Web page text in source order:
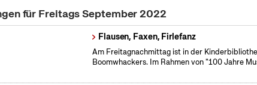
für Freitags September 2022
Flausen, Faxen, Firlefanz
Am Freitagnachmittag ist in der
Boomwhackers. Im Rahmen von "100 Jahre